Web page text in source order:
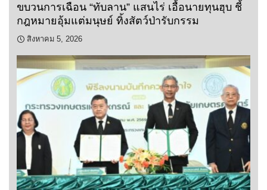
ขบวนการเฉือน “ทับลาน” แสนไร่ เอื้อนายทุนฮุบ ชี้
กฎหมายอุ้มแต่มนุษย์ ทิ้งสัตว์ป่ารับกรรม
สิงหาคม 5, 2026